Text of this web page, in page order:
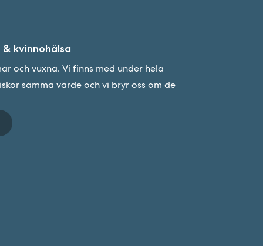
kvinnohälsa
och vuxna. Vi finns med under hela
samma värde och vi bryr oss om de